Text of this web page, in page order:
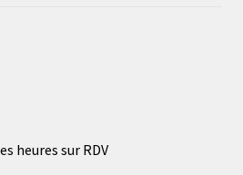
heures sur RDV